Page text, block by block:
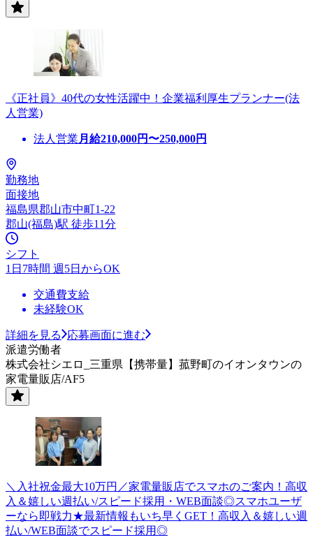
《正社員》40代の女性活躍中！企業福利厚生プランナー(法
人営業)
法人営業 月給210,000円〜250,000円
勤務地
面接地
福島県郡山市中町1-22
郡山(福島)駅 徒歩11分
シフト
1日7時間 週5日からOK
交通費支給
未経験OK
詳細を見る
応募画面に進む
派遣労働者
株式会社シエロ_三重県【携帯量】菰野町のイオンタウンの
家電量販店/AF5
＼入社祝金最大10万円／家電量販店でスマホのご案内！高収
入＆嬉しい週払い/スピード採用・WEB面談◎スマホユーザ
ーなら即戦力★最新情報もいち早くGET！高収入＆嬉しい週
払い/WEB面談でスピード採用◎